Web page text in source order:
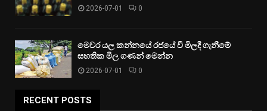
2026-07-01 0
මෙවර යල කන්නයේ රජයේ වී මිලදී ගැනීමේ
සහතික මිල ගණන් මෙන්න
2026-07-01 0
RECENT POSTS